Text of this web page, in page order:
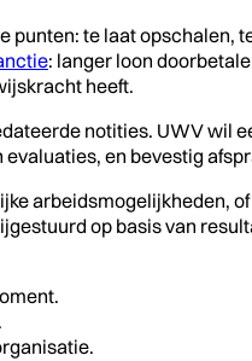
te laat
: langer loon
heeft.
notities. UWV
en bevestig
arbeidsmogelijkheden,
op basis van